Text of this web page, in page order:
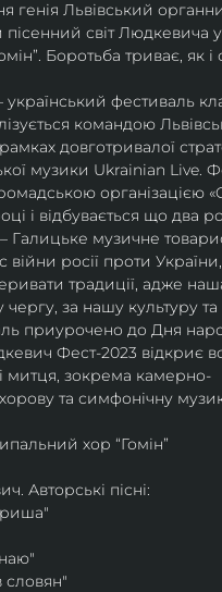
генія Львівський
пісенний світ Людкевича у
Боротьба триває, як і
фестиваль
командою
довготривалої
музики Ukrainian Live.
організацією
і відбувається що два
Галицьке музичне
росії проти
традиції, адже
за нашу культуру та
приурочено до Дня
Фест-2023 відкриє
митця, зокрема камерно-
та симфонічну
хор “Гомін”
Авторські пісні:
словян"